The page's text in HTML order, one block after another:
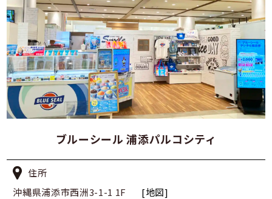
ブルーシール 浦添パルコシティ
住所
沖縄県浦添市西洲3-1-1 1F
[地図]